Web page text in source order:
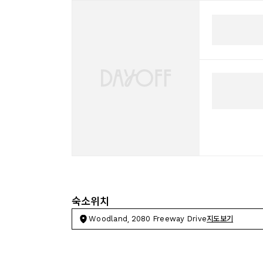
숙소위치
Woodland, 2080 Freeway Drive지도보기